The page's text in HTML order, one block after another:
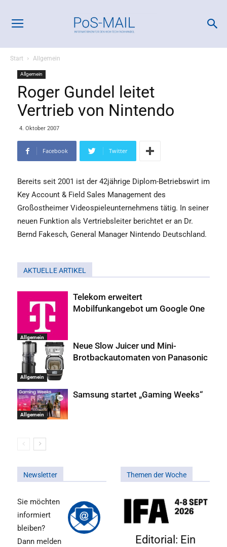
Start Allgemein
Allgemein
Roger Gundel leitet
Vertrieb von Nintendo
4. Oktober 2007
Facebook Twitter
Bereits seit 2001 ist der 42jährige Diplom-Betriebswirt im
Key Account & Field Sales Management des
Großostheimer Videospieleunternehmens tätig. In seiner
neuen Funktion als Vertriebsleiter berichtet er an Dr.
Bernd Fakesch, General Manager Nintendo Deutschland.
AKTUELLE ARTIKEL
Allgemein
Telekom erweitert
Mobilfunkangebot um Google One
Allgemein
Neue Slow Juicer und Mini-
Brotbackautomaten von Panasonic
Allgemein
Samsung startet „Gaming Weeks“
Newsletter
Sie möchten
informiert
bleiben?
Dann melden
Themen der Woche
Editorial: Ein